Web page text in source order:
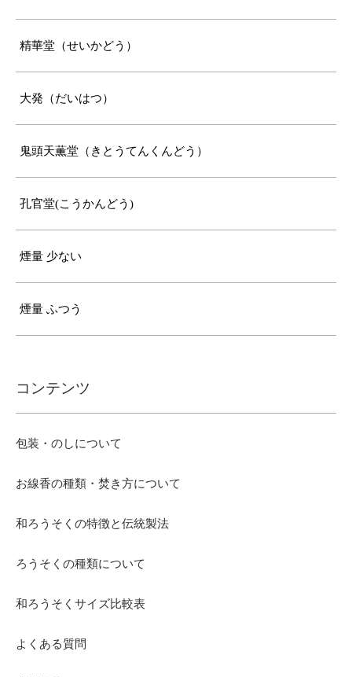
精華堂（せいかどう）
大発（だいはつ）
鬼頭天薫堂（きとうてんくんどう）
孔官堂(こうかんどう)
煙量 少ない
煙量 ふつう
コンテンツ
包装・のしについて
お線香の種類・焚き方について
和ろうそくの特徴と伝統製法
ろうそくの種類について
和ろうそくサイズ比較表
よくある質問